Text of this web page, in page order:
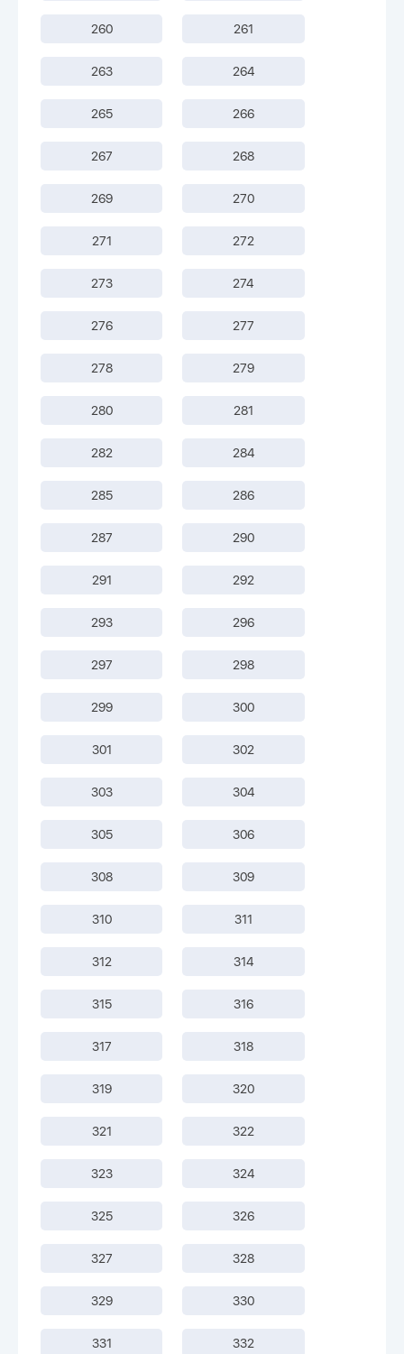
260 261
263 264
265 266
267 268
269 270
271 272
273 274
276 277
278 279
280 281
282 284
285 286
287 290
291 292
293 296
297 298
299 300
301 302
303 304
305 306
308 309
310 311
312 314
315 316
317 318
319 320
321 322
323 324
325 326
327 328
329 330
331 332